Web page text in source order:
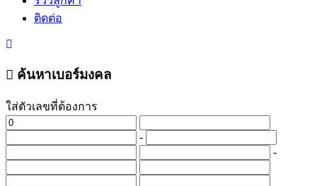
ติดต่อ
ค้นหาเบอร์มงคล
ใส่ตัวเลขที่ต้องการ
-
-